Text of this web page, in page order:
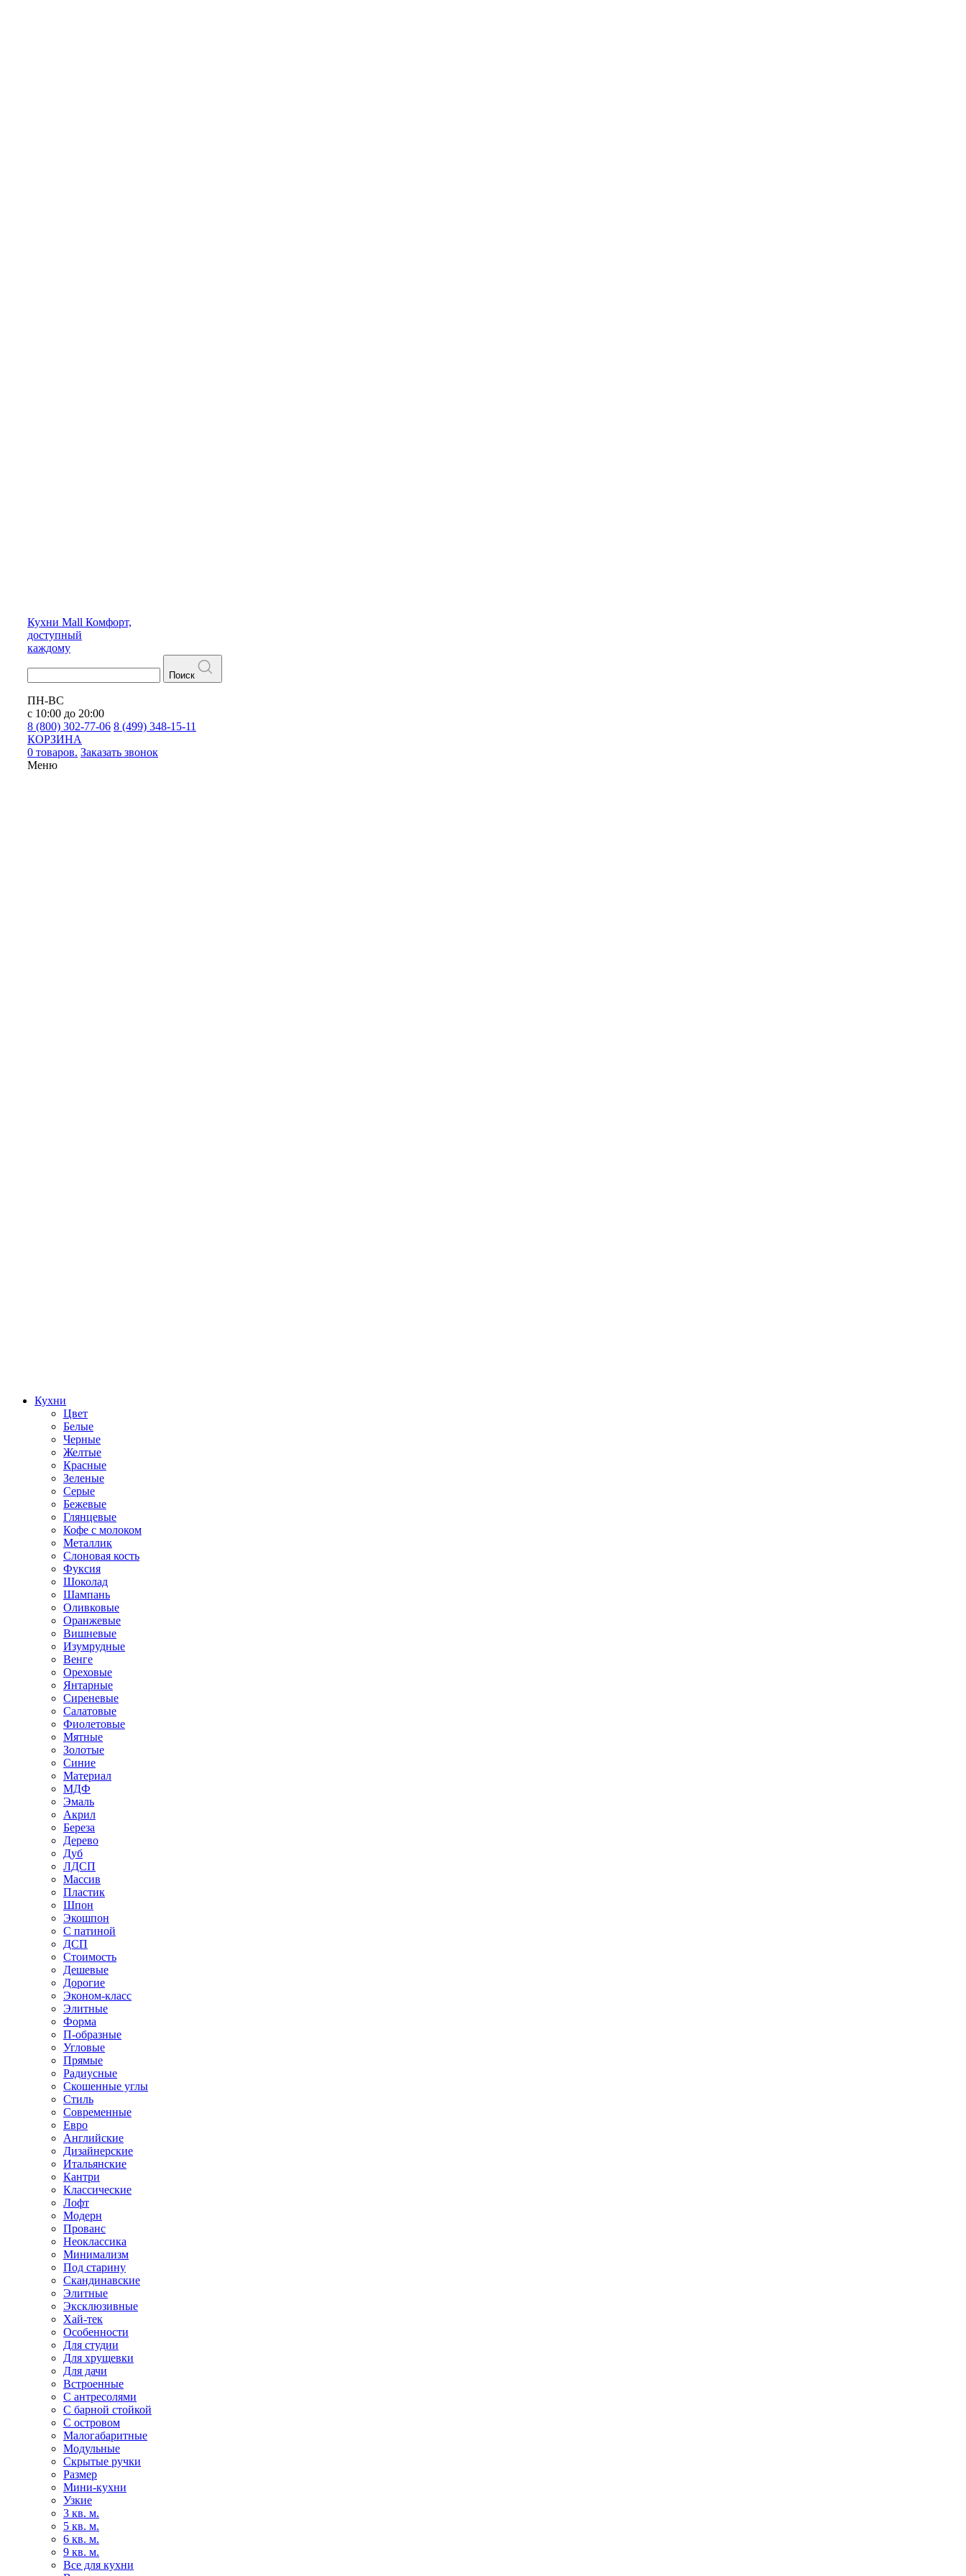
Кухни Mall Комфорт,
доступный
каждому
Поиск
ПН-ВС
с 10:00 до 20:00
8 (800) 302-77-06 8 (499) 348-15-11
КОРЗИНА
0 товаров. Заказать звонок
Меню
Кухни
Цвет
Белые
Черные
Желтые
Красные
Зеленые
Серые
Бежевые
Глянцевые
Кофе с молоком
Металлик
Слоновая кость
Фуксия
Шоколад
Шампань
Оливковые
Оранжевые
Вишневые
Изумрудные
Венге
Ореховые
Янтарные
Сиреневые
Салатовые
Фиолетовые
Мятные
Золотые
Синие
Материал
МДФ
Эмаль
Акрил
Береза
Дерево
Дуб
ЛДСП
Массив
Пластик
Шпон
Экошпон
С патиной
ДСП
Стоимость
Дешевые
Дорогие
Эконом-класс
Элитные
Форма
П-образные
Угловые
Прямые
Радиусные
Скошенные углы
Стиль
Современные
Евро
Английские
Дизайнерские
Итальянские
Кантри
Классические
Лофт
Модерн
Прованс
Неоклассика
Минимализм
Под старину
Скандинавские
Элитные
Эксклюзивные
Хай-тек
Особенности
Для студии
Для хрущевки
Для дачи
Встроенные
С антресолями
С барной стойкой
С островом
Малогабаритные
Модульные
Скрытые ручки
Размер
Мини-кухни
Узкие
3 кв. м.
5 кв. м.
6 кв. м.
9 кв. м.
Все для кухни